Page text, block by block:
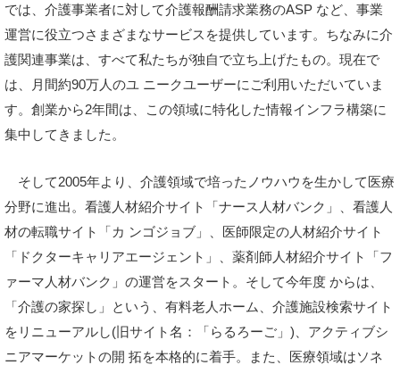
では、介護事業者に対して介護報酬請求業務のASP など、事業
運営に役立つさまざまなサービスを提供しています。ちなみに介
護関連事業は、すべて私たちが独自で立ち上げたもの。現在で
は、月間約90万人のユ ニークユーザーにご利用いただいていま
す。創業から2年間は、この領域に特化した情報インフラ構築に
集中してきました。
そして2005年より、介護領域で培ったノウハウを生かして医療
分野に進出。看護人材紹介サイト「ナース人材バンク」、看護人
材の転職サイト「カ ンゴジョブ」、医師限定の人材紹介サイト
「ドクターキャリアエージェント」、薬剤師人材紹介サイト「フ
ァーマ人材バンク」の運営をスタート。そして今年度 からは、
「介護の家探し」という、有料老人ホーム、介護施設検索サイト
をリニューアルし(旧サイト名：「らるろーご」)、アクティブシ
ニアマーケットの開 拓を本格的に着手。また、医療領域はソネ